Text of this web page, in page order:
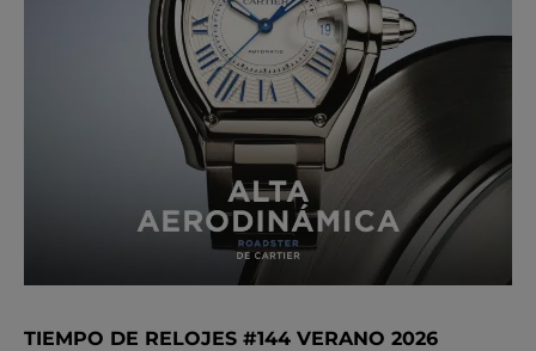
TIEMPO DE RELOJES #144 VERANO 2026